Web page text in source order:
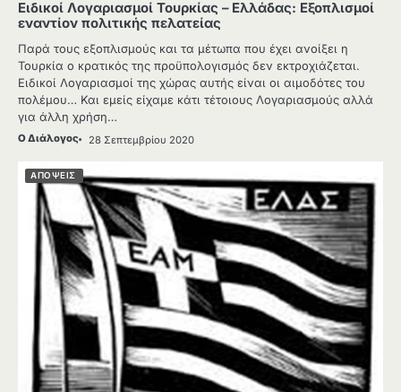
Ειδικοί Λογαριασμοί Τουρκίας – Ελλάδας: Εξοπλισμοί
εναντίον πολιτικής πελατείας
Παρά τους εξοπλισμούς και τα μέτωπα που έχει ανοίξει η
Τουρκία ο κρατικός της προϋπολογισμός δεν εκτροχιάζεται.
Ειδικοί Λογαριασμοί της χώρας αυτής είναι οι αιμοδότες του
πολέμου… Και εμείς είχαμε κάτι τέτοιους Λογαριασμούς αλλά
για άλλη χρήση…
Ο Διάλογος 28 Σεπτεμβρίου 2020
ΑΠΟΨΕΙΣ